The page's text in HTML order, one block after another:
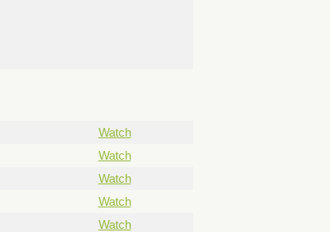
Watch
Watch
Watch
Watch
Watch